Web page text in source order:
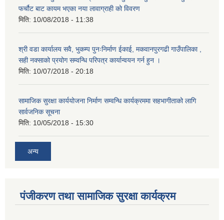
फर्चौट बाट कायम भएका नया लावाग्राही को विवरण
मिति: 10/08/2018 - 11:38
श्री वडा कार्यालय सवै, भुकम्प पुनःनिर्माण ईकाई, मकवानपुरगढी गाउँपालिका ,
सही नक्साको प्रयोग सम्वन्धि परिपत्र कार्यान्वयन गर्न हुन ।
मिति: 10/07/2018 - 20:18
सामाजिक सुरक्षा कार्ययोजना निर्माण सम्वन्धि कार्यक्रममा सहभागीताको लागि
सार्वजनिक सूचना
मिति: 10/05/2018 - 15:30
अन्य
पंजीकरण तथा सामाजिक सुरक्षा कार्यक्रम